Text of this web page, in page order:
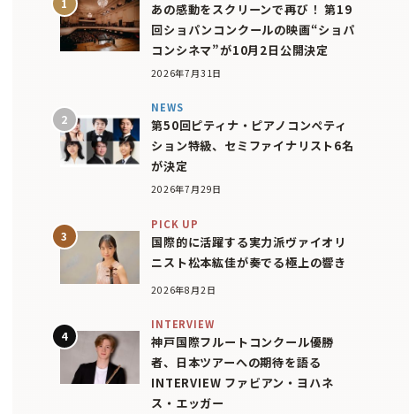
あの感動をスクリーンで再び！ 第19
回ショパンコンクールの映画“ショパ
コンシネマ”が10月2日公開決定
2026年7月31日
NEWS
第50回ピティナ・ピアノコンペティ
ション特級、セミファイナリスト6名
が決定
2026年7月29日
PICK UP
国際的に活躍する実力派ヴァイオリ
ニスト松本紘佳が奏でる極上の響き
2026年8月2日
INTERVIEW
神戸国際フルートコンクール優勝
者、日本ツアーへの期待を語る
INTERVIEW ファビアン・ヨハネ
ス・エッガー